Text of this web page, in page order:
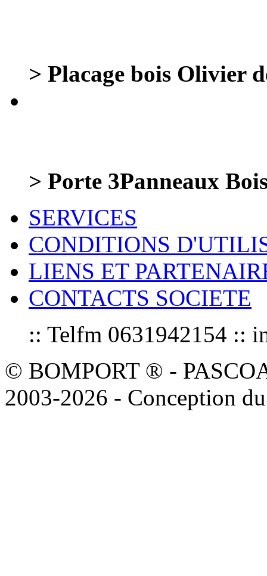
> Placage bois Olivier
> Porte 3Panneaux
SERVICES
CONDITIONS
LIENS ET
CONTACTS SOCIETE
:: Telfm 0631942154 ::
© BOMPORT ® -
2003-2026 - Conception